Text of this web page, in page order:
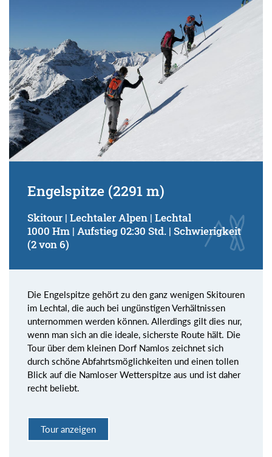
von
bis
Suchbegriff:
Engelspitze (2291 m)
Skitour | Lechtaler Alpen | Lechtal
1000 Hm | Aufstieg 02:30 Std. | Schwierigkeit
(2 von 6)
Die Engelspitze gehört zu den ganz wenigen Skitouren
im Lechtal, die auch bei ungünstigen Verhältnissen
unternommen werden können. Allerdings gilt dies nur,
wenn man sich an die ideale, sicherste Route hält. Die
Tour über dem kleinen Dorf Namlos zeichnet sich
durch schöne Abfahrtsmöglichkeiten und einen tollen
Blick auf die Namloser Wetterspitze aus und ist daher
recht beliebt.
Tour anzeigen